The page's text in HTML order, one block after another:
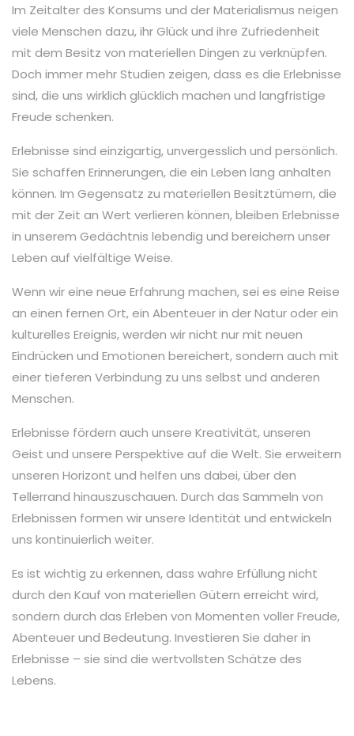
Im Zeitalter des Konsums und der Materialismus neigen
viele Menschen dazu, ihr Glück und ihre Zufriedenheit
mit dem Besitz von materiellen Dingen zu verknüpfen.
Doch immer mehr Studien zeigen, dass es die Erlebnisse
sind, die uns wirklich glücklich machen und langfristige
Freude schenken.
Erlebnisse sind einzigartig, unvergesslich und persönlich.
Sie schaffen Erinnerungen, die ein Leben lang anhalten
können. Im Gegensatz zu materiellen Besitztümern, die
mit der Zeit an Wert verlieren können, bleiben Erlebnisse
in unserem Gedächtnis lebendig und bereichern unser
Leben auf vielfältige Weise.
Wenn wir eine neue Erfahrung machen, sei es eine Reise
an einen fernen Ort, ein Abenteuer in der Natur oder ein
kulturelles Ereignis, werden wir nicht nur mit neuen
Eindrücken und Emotionen bereichert, sondern auch mit
einer tieferen Verbindung zu uns selbst und anderen
Menschen.
Erlebnisse fördern auch unsere Kreativität, unseren
Geist und unsere Perspektive auf die Welt. Sie erweitern
unseren Horizont und helfen uns dabei, über den
Tellerrand hinauszuschauen. Durch das Sammeln von
Erlebnissen formen wir unsere Identität und entwickeln
uns kontinuierlich weiter.
Es ist wichtig zu erkennen, dass wahre Erfüllung nicht
durch den Kauf von materiellen Gütern erreicht wird,
sondern durch das Erleben von Momenten voller Freude,
Abenteuer und Bedeutung. Investieren Sie daher in
Erlebnisse – sie sind die wertvollsten Schätze des
Lebens.